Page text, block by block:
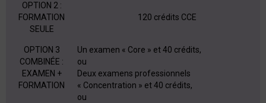
OPTION 2 :
FORMATION
SEULE
120 crédits CCE
OPTION 3
COMBINÉE :
EXAMEN +
FORMATION
Un examen « Core » et 40 crédits,
ou
Deux examens professionnels
« Concentration » et 40 crédits,
ou